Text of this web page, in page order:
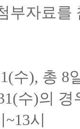
부자료를
수), 총 8
수)의
~13시